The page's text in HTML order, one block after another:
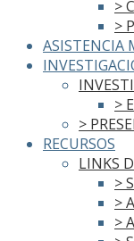
>
>
ASISTENCIA
>
>
RECURSOS
LINKS
>
>
>